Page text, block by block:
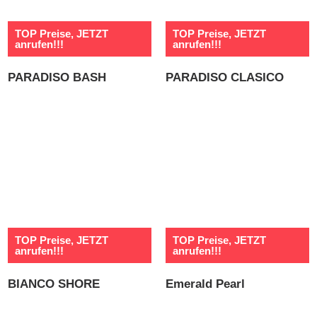
TOP Preise, JETZT
anrufen!!!
PARADISO BASH
TOP Preise, JETZT
anrufen!!!
PARADISO CLASICO
TOP Preise, JETZT
anrufen!!!
BIANCO SHORE
TOP Preise, JETZT
anrufen!!!
Emerald Pearl